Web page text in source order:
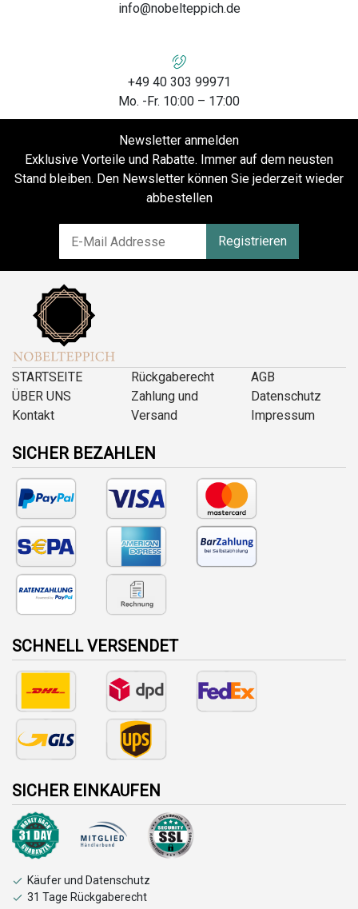
info@nobelteppich.de
+49 40 303 99971
Mo. -Fr. 10:00 – 17:00
Newsletter anmelden
Exklusive Vorteile und Rabatte. Immer auf dem neusten
Stand bleiben. Den Newsletter können Sie jederzeit wieder
abbestellen
Registrieren
STARTSEITE
ÜBER UNS
Kontakt
Rückgaberecht
Zahlung und
Versand
AGB
Datenschutz
Impressum
SICHER BEZAHLEN
SCHNELL VERSENDET
SICHER EINKAUFEN
Käufer und Datenschutz
31 Tage Rückgaberecht